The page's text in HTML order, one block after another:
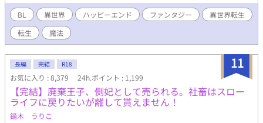
子に愛を込めて』終了いたしました ※現在、番外編『新たな時代
を切り拓く一歩』を更新中
すよ！！ え？ 僕には暗躍一族としての才能に恵まれている！？
※すべてフィクションであり実在する物、人、言語とは異なるこ
とをご了承ください。 色んな国の言葉をMIXさせています。 本
作は皆様の暖かな支援のおかげで第13回BL大賞にて学園BL賞を受
賞いたしました！ 心よりお礼申し上げます。 ただ今、感謝の番外
編を少しずつ更新中です。 よければお時間のある時にお楽しみく
ださいませ
BL 異世界 ハッピーエンド ファンタジー
異世界転生
転生
魔法
11
長編 完結 R18
お気に入り : 8,379 24h.ポイント : 1,199
【完結】廃棄王子、側妃として売られる。社畜はスロー
ライフに戻りたいが離して貰えません！
鏑木 うりこ